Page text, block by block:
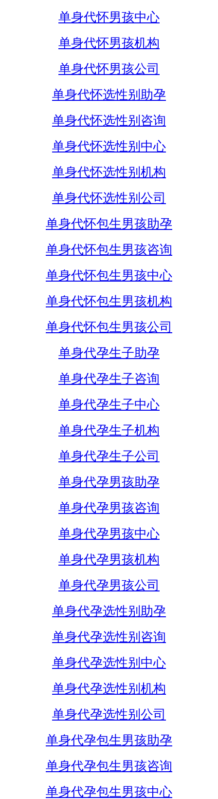
单身代怀男孩中心
单身代怀男孩机构
单身代怀男孩公司
单身代怀选性别助孕
单身代怀选性别咨询
单身代怀选性别中心
单身代怀选性别机构
单身代怀选性别公司
单身代怀包生男孩助孕
单身代怀包生男孩咨询
单身代怀包生男孩中心
单身代怀包生男孩机构
单身代怀包生男孩公司
单身代孕生子助孕
单身代孕生子咨询
单身代孕生子中心
单身代孕生子机构
单身代孕生子公司
单身代孕男孩助孕
单身代孕男孩咨询
单身代孕男孩中心
单身代孕男孩机构
单身代孕男孩公司
单身代孕选性别助孕
单身代孕选性别咨询
单身代孕选性别中心
单身代孕选性别机构
单身代孕选性别公司
单身代孕包生男孩助孕
单身代孕包生男孩咨询
单身代孕包生男孩中心